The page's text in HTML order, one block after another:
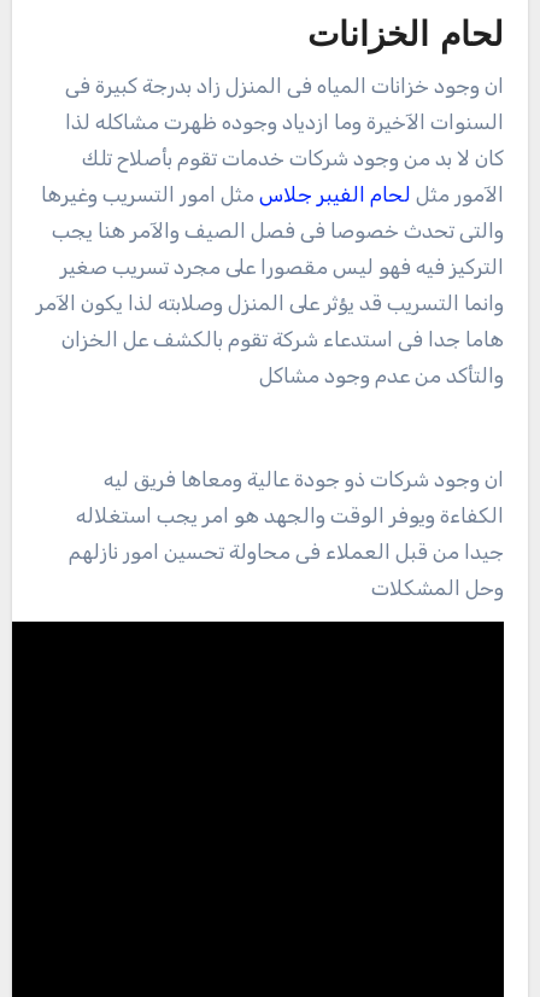
لحام الخزانات
ان وجود خزانات المياه فى المنزل زاد بدرجة كبيرة فى
السنوات الآخيرة وما ازدياد وجوده ظهرت مشاكله لذا
كان لا بد من وجود شركات خدمات تقوم بأصلاح تلك
الآمور مثل لحام الفيبر جلاسمثل امور التسريب وغيرها
والتى تحدث خصوصا فى فصل الصيف والآمر هنا يجب
التركيز فيه فهو ليس مقصورا على مجرد تسريب صغير
وانما التسريب قد يؤثر على المنزل وصلابته لذا يكون الآمر
هاما جدا فى استدعاء شركة تقوم بالكشف عل الخزان
والتأكد من عدم وجود مشاكل
ان وجود شركات ذو جودة عالية ومعاها فريق ليه
الكفاءة ويوفر الوقت والجهد هو امر يجب استغلاله
جيدا من قبل العملاء فى محاولة تحسين امور نازلهم
وحل المشكلات